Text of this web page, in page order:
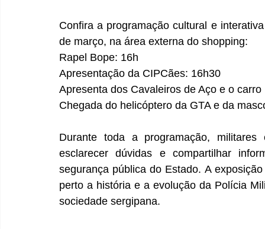
Confira a programação cultural e
de março, na área externa do shopping:
Rapel Bope: 16h
Apresentação da CIPCães: 16h30
Apresenta dos Cavaleiros de Aço e o carro
Chegada do helicóptero da GTA e da
Durante toda a programação,
esclarecer dúvidas e compartilhar
segurança pública do Estado. A
perto a história e a evolução da Polícia
sociedade sergipana.